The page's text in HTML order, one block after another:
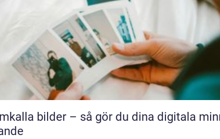
bilder – så gör du dina digitala